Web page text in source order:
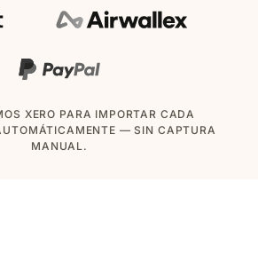
XERO PARA IMPORTAR CADA
— SIN CAPTURA
MANUAL.